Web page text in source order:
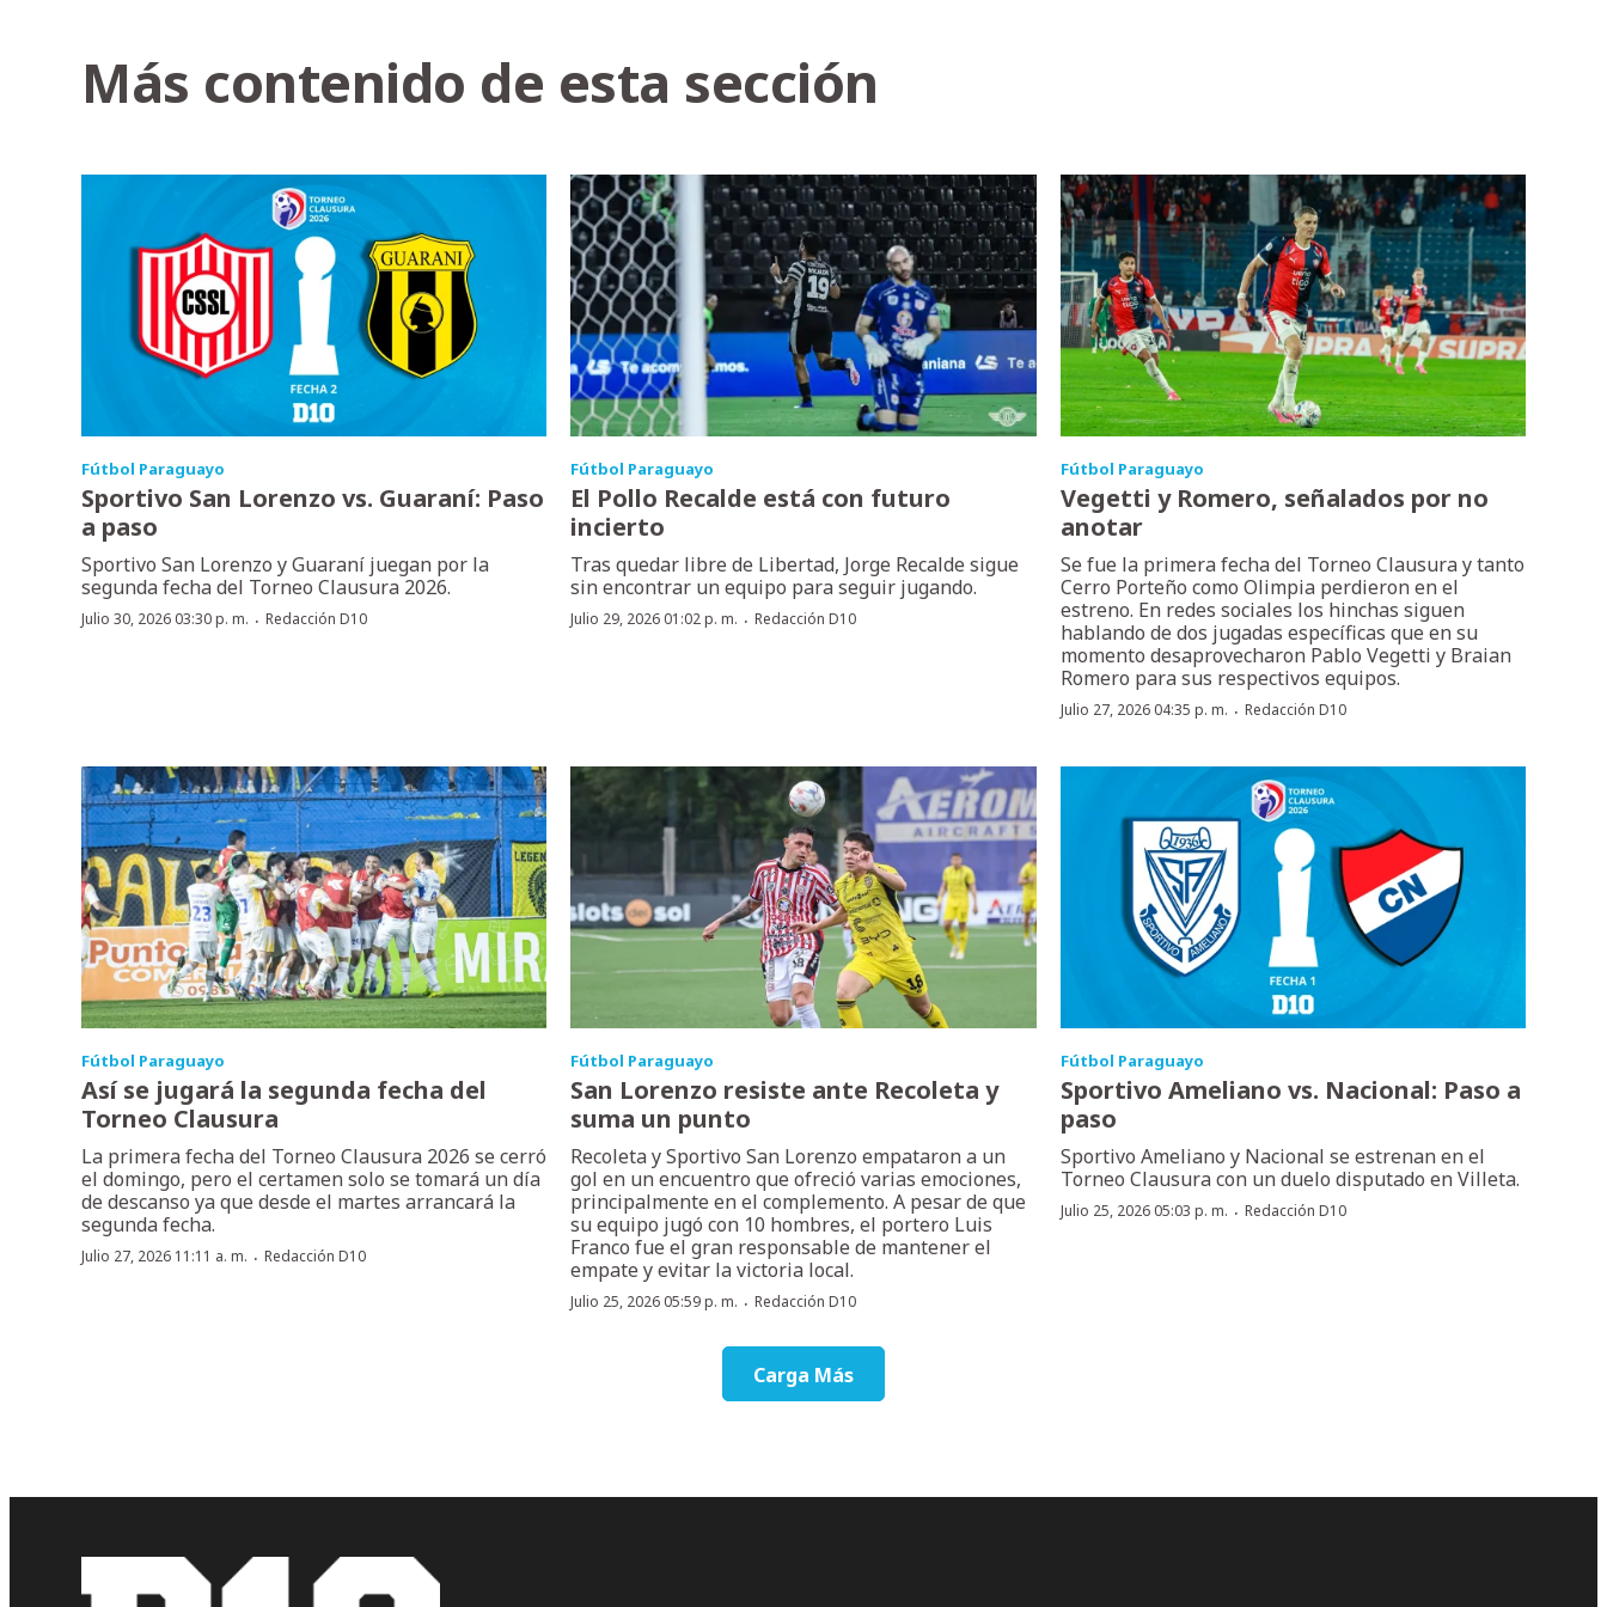
Más contenido de esta sección
Fútbol Paraguayo
Sportivo San Lorenzo vs. Guaraní: Paso
a paso
Sportivo San Lorenzo y Guaraní juegan por la
segunda fecha del Torneo Clausura 2026.
Julio 30, 2026 03:30 p. m. · Redacción D10
Fútbol Paraguayo
El Pollo Recalde está con futuro
incierto
Tras quedar libre de Libertad, Jorge Recalde sigue
sin encontrar un equipo para seguir jugando.
Julio 29, 2026 01:02 p. m. ·Redacción D10
Fútbol Paraguayo
Vegetti y Romero, señalados por no
anotar
Se fue la primera fecha del Torneo Clausura y tanto
Cerro Porteño como Olimpia perdieron en el
estreno. En redes sociales los hinchas siguen
hablando de dos jugadas específicas que en su
momento desaprovecharon Pablo Vegetti y Braian
Romero para sus respectivos equipos.
Julio 27, 2026 04:35 p. m. · Redacción D10
Fútbol Paraguayo
Así se jugará la segunda fecha del
Torneo Clausura
La primera fecha del Torneo Clausura 2026 se cerró
el domingo, pero el certamen solo se tomará un día
de descanso ya que desde el martes arrancará la
segunda fecha.
Julio 27, 2026 11:11 a. m. · Redacción D10
Fútbol Paraguayo
San Lorenzo resiste ante Recoleta y
suma un punto
Recoleta y Sportivo San Lorenzo empataron a un
gol en un encuentro que ofreció varias emociones,
principalmente en el complemento. A pesar de que
su equipo jugó con 10 hombres, el portero Luis
Franco fue el gran responsable de mantener el
empate y evitar la victoria local.
Julio 25, 2026 05:59 p. m. ·Redacción D10
Fútbol Paraguayo
Sportivo Ameliano vs. Nacional: Paso a
paso
Sportivo Ameliano y Nacional se estrenan en el
Torneo Clausura con un duelo disputado en Villeta.
Julio 25, 2026 05:03 p. m. · Redacción D10
Carga Más